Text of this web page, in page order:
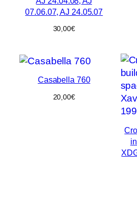
07.06.07, AJ 24.05.07
30,00€
Casabella 760
20,00€